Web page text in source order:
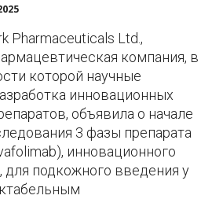
Pharmaceuticals Ltd.,
компания, в
которой научные
инновационных
объявила о начале
3 фазы препарата
инновационного
для подкожного введения у